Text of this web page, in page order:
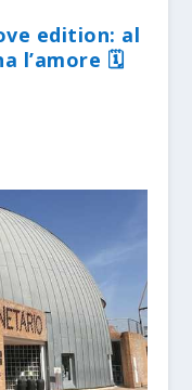
edition: al
l’amore 🗓